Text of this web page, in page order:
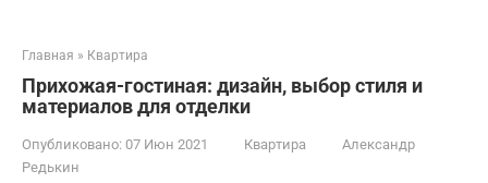
Главная » Квартира
Прихожая-гостиная: дизайн, выбор стиля и
материалов для отделки
Опубликовано: 07 Июн 2021 Квартира
Александр
Редькин